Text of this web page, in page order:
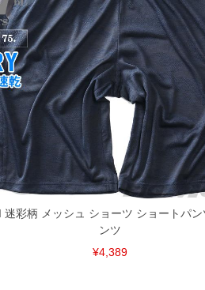
ーや調節ひもが付いている、極端なデザインが施
ご使用の環境（コンピュータ画面）によって、
での売り違い、店舗からのお取り寄せ等によ
迷彩柄 メッシュ ショーツ ショートパ
ンツ
¥4,389